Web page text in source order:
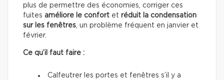
plus de permettre des économies, corriger ces
fuites améliore le confort et réduit la condensation
sur les fenêtres, un problème fréquent en janvier et
février.
Ce qu’il faut faire :
Calfeutrer les portes et fenêtres s’il y a